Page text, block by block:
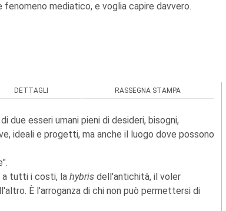
mediatico, e voglia capire davvero.
DETTAGLI RASSEGNA STAMPA
due esseri umani pieni di desideri, bisogni,
ideali e progetti, ma anche il luogo dove possono
a tutti i costi, la hybris dell'antichità, il voler
È l'arroganza di chi non può permettersi di